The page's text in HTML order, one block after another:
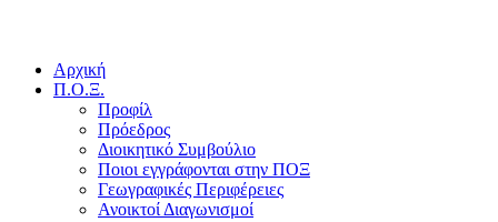
Αρχική
Π.Ο.Ξ.
Προφίλ
Πρόεδρος
Διοικητικό Συμβούλιο
Ποιοι εγγράφονται στην ΠΟΞ
Γεωγραφικές Περιφέρειες
Ανοικτοί Διαγωνισμoί